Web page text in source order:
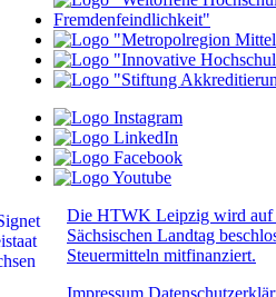
Die HTWK Leipzig wird auf
Sächsischen Landtag
Steuermitteln mitfinanziert.
Impressum